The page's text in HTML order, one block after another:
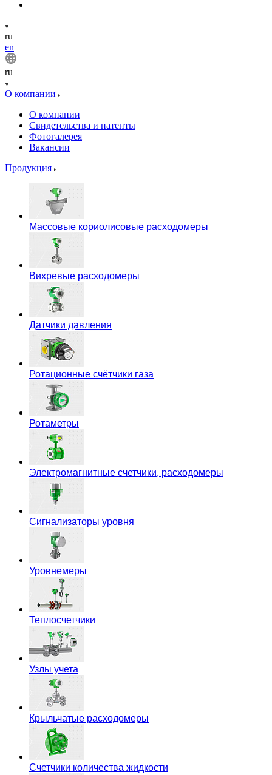
ru
en
ru
О компании
О компании
Свидетельства и патенты
Фотогалерея
Вакансии
Продукция
Массовые кориолисовые расходомеры
Вихревые расходомеры
Датчики давления
Ротационные счётчики газа
Ротаметры
Электромагнитные счетчики, расходомеры
Сигнализаторы уровня
Уровнемеры
Теплосчетчики
Узлы учета
Крыльчатые расходомеры
Счетчики количества жидкости